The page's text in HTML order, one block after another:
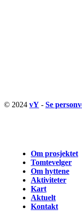
© 2024 vY - Se
Om prosjektet
Tomtevelger
Om hyttene
Aktiviteter
Kart
Aktuelt
Kontakt